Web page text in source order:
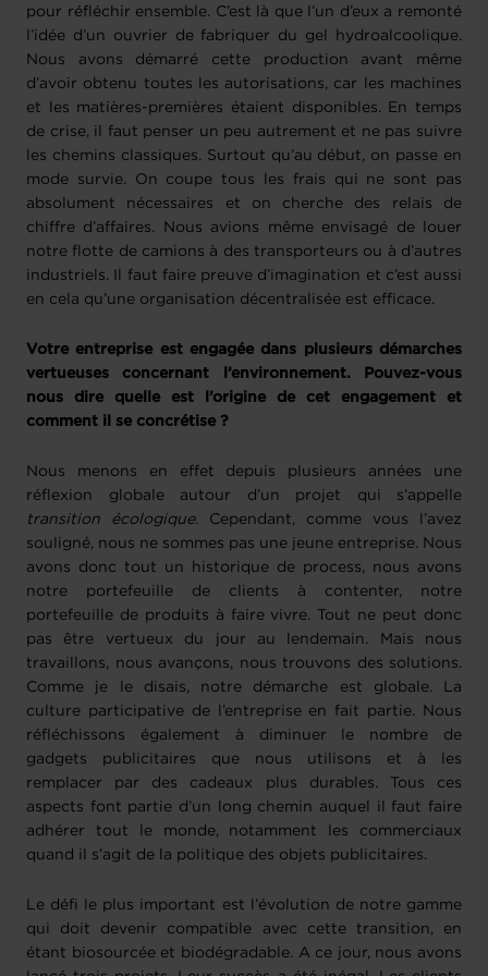
pour réfléchir ensemble. C’est là que l’un d’eux a remonté
l’idée d’un ouvrier de fabriquer du gel hydroalcoolique.
Nous avons démarré cette production avant même
d’avoir obtenu toutes les autorisations, car les machines
et les matières-premières étaient disponibles. En temps
de crise, il faut penser un peu autrement et ne pas suivre
les chemins classiques. Surtout qu’au début, on passe en
mode survie. On coupe tous les frais qui ne sont pas
absolument nécessaires et on cherche des relais de
chiffre d’affaires. Nous avions même envisagé de louer
notre flotte de camions à des transporteurs ou à d’autres
industriels. Il faut faire preuve d’imagination et c’est aussi
en cela qu’une organisation décentralisée est efficace.
Votre entreprise est engagée dans plusieurs démarches
vertueuses concernant l’environnement. Pouvez-vous
nous dire quelle est l’origine de cet engagement et
comment il se concrétise ?
Nous menons en effet depuis plusieurs années une
réflexion globale autour d’un projet qui s’appelle
transition écologique. Cependant, comme vous l’avez
souligné, nous ne sommes pas une jeune entreprise. Nous
avons donc tout un historique de process, nous avons
notre portefeuille de clients à contenter, notre
portefeuille de produits à faire vivre. Tout ne peut donc
pas être vertueux du jour au lendemain. Mais nous
travaillons, nous avançons, nous trouvons des solutions.
Comme je le disais, notre démarche est globale. La
culture participative de l’entreprise en fait partie. Nous
réfléchissons également à diminuer le nombre de
gadgets publicitaires que nous utilisons et à les
remplacer par des cadeaux plus durables. Tous ces
aspects font partie d’un long chemin auquel il faut faire
adhérer tout le monde, notamment les commerciaux
quand il s’agit de la politique des objets publicitaires.
Le défi le plus important est l’évolution de notre gamme
qui doit devenir compatible avec cette transition, en
étant biosourcée et biodégradable. A ce jour, nous avons